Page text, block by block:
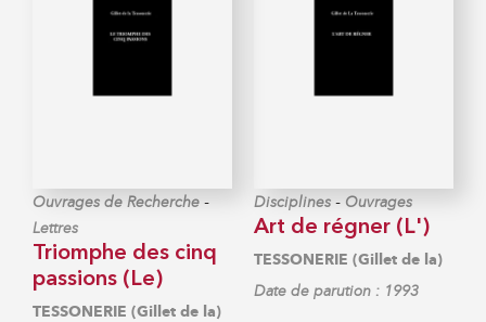
Ouvrages de Recherche -
Lettres
Triomphe des cinq
passions (Le)
TESSONERIE (Gillet de la)
Disciplines - Ouvrages
Art de régner (L')
TESSONERIE (Gillet de la)
Date de parution : 1993